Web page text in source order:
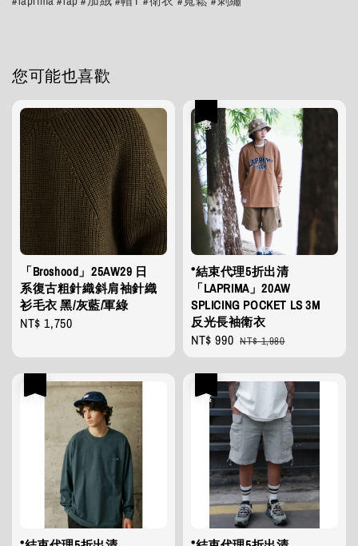
您可能也喜歡
「Broshood」25AW29 日
系復古粗針織斜肩袖針織
衫毛衣 黑/灰藍/軍綠
Regular
NT$ 1,750
*結束代理5折出清
「LAPRIMA」20AW
SPLICING POCKET LS 3M
反光長袖衛衣
Sale
price
NT$ 990 Regular
price
NT$ 1,980